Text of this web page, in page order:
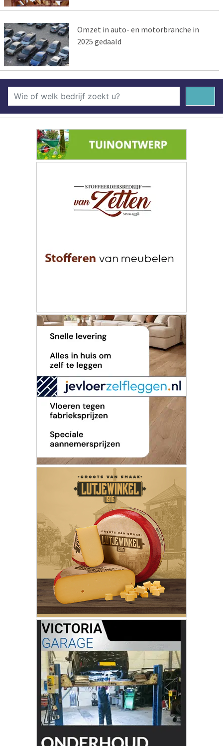
Omzet in auto- en motorbranche in
2025 gedaald